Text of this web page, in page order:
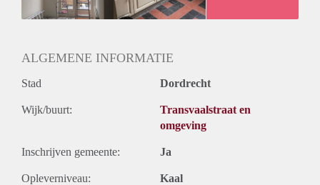
ALGEMENE INFORMATIE
Stad Dordrecht
Wijk/buurt:
Transvaalstraat en
omgeving
Inschrijven gemeente: Ja
Opleverniveau: Kaal